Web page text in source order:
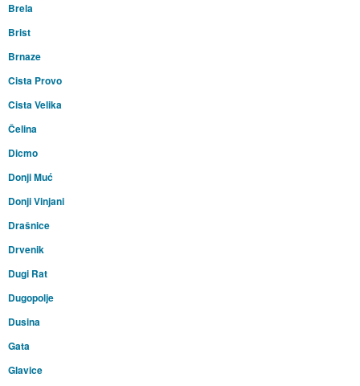
Brela
Brist
Brnaze
Cista Provo
Cista Velika
Čelina
Dicmo
Donji Muć
Donji Vinjani
Drašnice
Drvenik
Dugi Rat
Dugopolje
Dusina
Gata
Glavice